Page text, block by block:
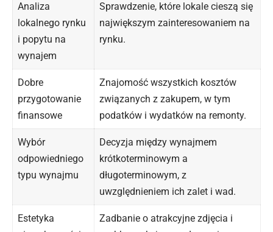
Analiza
lokalnego rynku
i popytu na
wynajem
Sprawdzenie, które lokale cieszą się
największym zainteresowaniem na
rynku.
Dobre
przygotowanie
finansowe
Znajomość wszystkich kosztów
związanych z zakupem, w tym
podatków i wydatków na remonty.
Wybór
odpowiedniego
typu wynajmu
Decyzja między wynajmem
krótkoterminowym a
długoterminowym, z
uwzględnieniem ich zalet i wad.
Estetyka
Zadbanie o atrakcyjne zdjęcia i